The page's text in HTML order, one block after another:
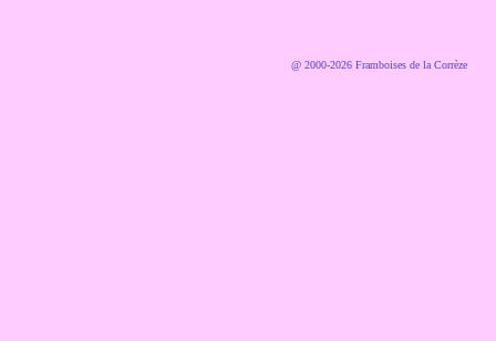
@ 2000-2026 Framboises de la Corrèze